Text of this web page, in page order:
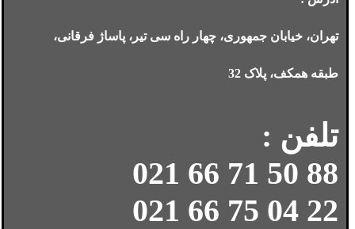
تهران، خیابان جمهوری، چهار راه سی تیر، پاساژ فرقانی،
طبقه همکف، پلاک 32
تلفن :
88 50 71 66 021
22 04 75 66 021